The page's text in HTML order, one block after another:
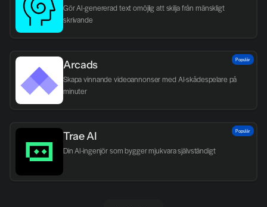
Gör AI-genererad text omöjlig att skilja från mänskligt
skrivande
Arcads
Skapa vinnande videoannonser med AI-skådespelare på
minuter
Populär
Trae AI
Din AI-ingenjör som bygger mjukvara självständigt
Populär